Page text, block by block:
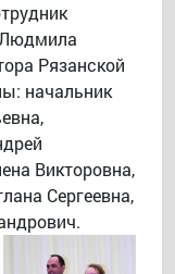
Людмила
Рязанской
начальник
Викторовна,
Сергеевна,